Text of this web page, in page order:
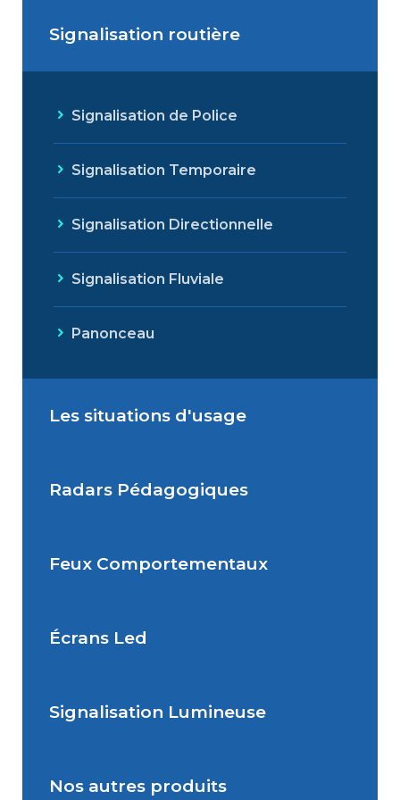
Signalisation routière
Signalisation de Police
Signalisation Temporaire
Signalisation Directionnelle
Signalisation Fluviale
Panonceau
Les situations d'usage
Situations de signalisation
Situations de signalisation
Radars Pédagogiques
Radar Pédagogique
Feux Comportementaux
Feu Comportemental
Écrans Led
Écran Géant Extérieur Led
Signalisation Lumineuse
Signalisation dynamique
Nos autres produits